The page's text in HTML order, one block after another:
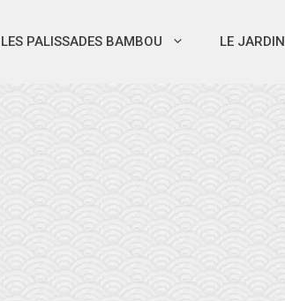
LES PALISSADES BAMBOU LE JARDIN